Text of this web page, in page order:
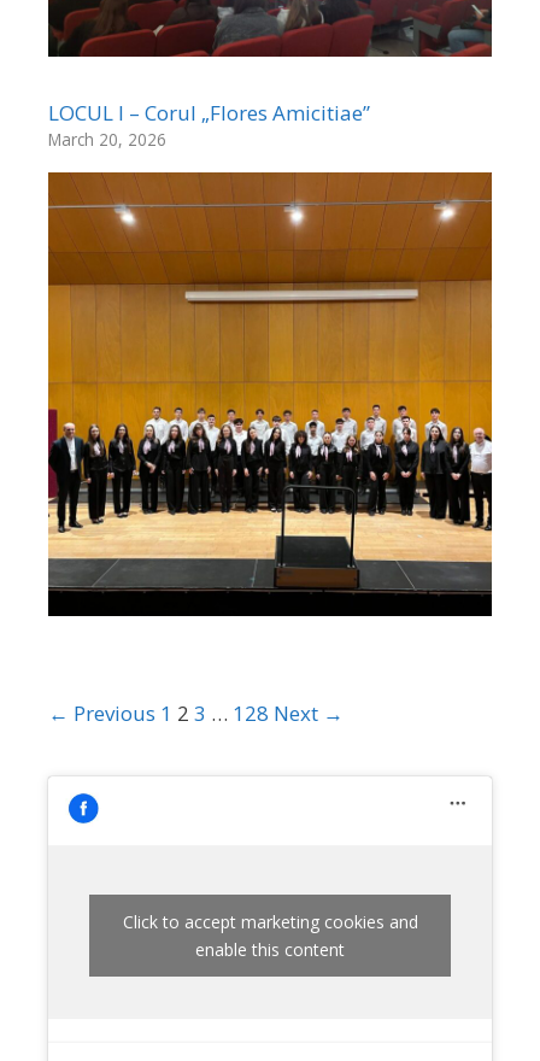
LOCUL I – Corul „Flores Amicitiae”
March 20, 2026
← Previous 1 2 3 … 128 Next →
Click to accept marketing cookies and
enable this content